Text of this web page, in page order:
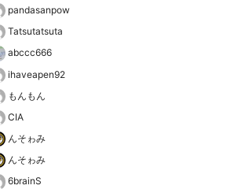
pandasanpow
Tatsutatsuta
abccc666
ihaveapen92
もんもん
CIA
んそゎみ
んそゎみ
6brainS